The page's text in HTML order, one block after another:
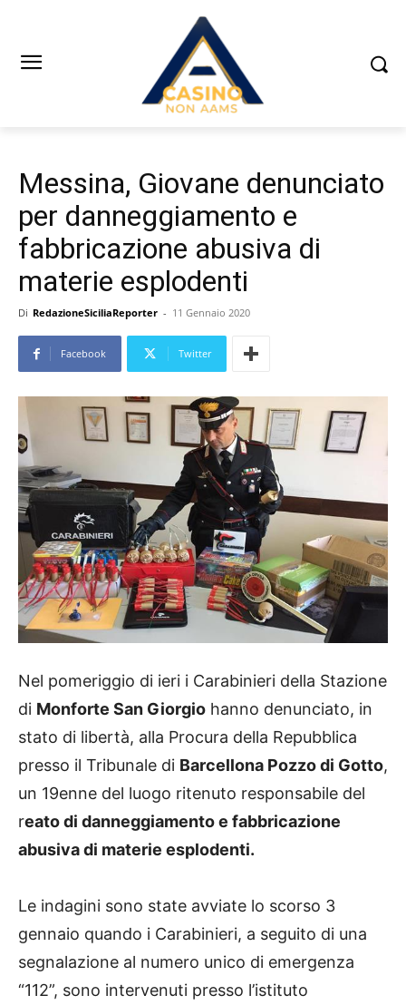
Messina, Giovane denunciato
per danneggiamento e
fabbricazione abusiva di
materie esplodenti
Di RedazioneSiciliaReporter - 11 Gennaio 2020
Facebook Twitter
Nel pomeriggio di ieri i Carabinieri della Stazione
di Monforte San Giorgio hanno denunciato, in
stato di libertà, alla Procura della Repubblica
presso il Tribunale di Barcellona Pozzo di Gotto,
un 19enne del luogo ritenuto responsabile del
reato di danneggiamento e fabbricazione
abusiva di materie esplodenti.
Le indagini sono state avviate lo scorso 3
gennaio quando i Carabinieri, a seguito di una
segnalazione al numero unico di emergenza
“112”, sono intervenuti presso l’istituto